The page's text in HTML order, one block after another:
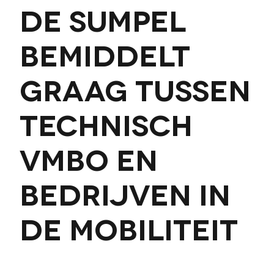
De Sumpel
bemiddelt
graag tussen
technisch
vmbo en
bedrijven in
de mobiliteit